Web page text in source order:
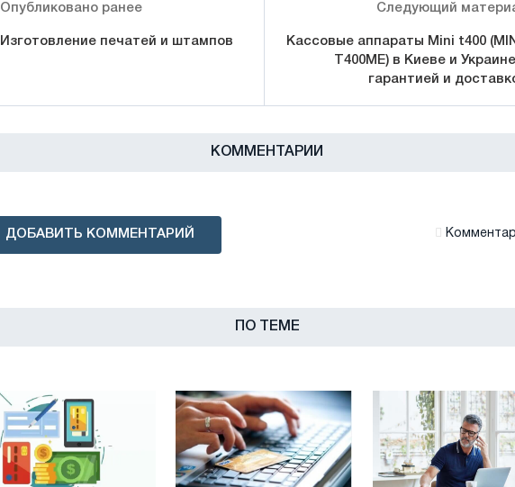
Опубликовано ранее
Изготовление печатей и штампов
Следующий
Кассовые аппараты Mini t400
T400МЕ) в Киеве и
гарантией и
КОММЕНТАРИИ
ДОБАВИТЬ КОММЕНТАРИЙ
ПО ТЕМЕ